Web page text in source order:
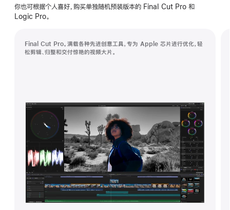
作
你也可根据个人喜好，购买单独随机预装版本的 Final Cut Pro 和
Logic Pro。
Final Cut Pro。满载各种先进创意工具，专为 Apple 芯片进行优化，轻
松剪辑、归整和交付惊艳的视频大片。